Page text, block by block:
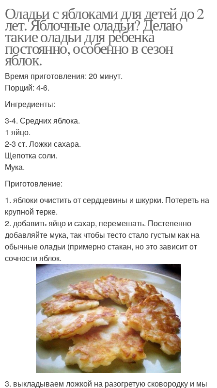
Оладьи с яблоками для детей до 2
лет. Яблочные оладьи? Делаю
такие оладьи для ребенка
постоянно, особенно в сезон
яблок.
Время приготовления: 20 минут.
Порций: 4-6.
Ингредиенты:
3-4. Средних яблока.
1 яйцо.
2-3 ст. Ложки сахара.
Щепотка соли.
Мука.
Приготовление:
1. яблоки очистить от сердцевины и шкурки. Потереть на
крупной терке.
2. добавить яйцо и сахар, перемешать. Постепенно
добавляйте мука, так чтобы тесто стало густым как на
обычные оладьи (примерно стакан, но это зависит от
сочности яблок.
3. выкладываем ложкой на разогретую сковородку и мы